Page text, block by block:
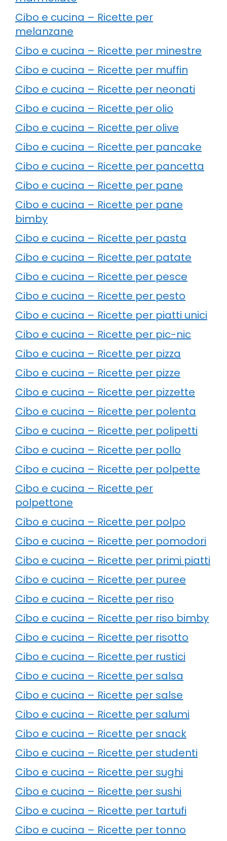
Cibo e cucina – Ricette per
melanzane
Cibo e cucina – Ricette per minestre
Cibo e cucina – Ricette per muffin
Cibo e cucina – Ricette per neonati
Cibo e cucina – Ricette per olio
Cibo e cucina – Ricette per olive
Cibo e cucina – Ricette per pancake
Cibo e cucina – Ricette per pancetta
Cibo e cucina – Ricette per pane
Cibo e cucina – Ricette per pane
bimby
Cibo e cucina – Ricette per pasta
Cibo e cucina – Ricette per patate
Cibo e cucina – Ricette per pesce
Cibo e cucina – Ricette per pesto
Cibo e cucina – Ricette per piatti unici
Cibo e cucina – Ricette per pic-nic
Cibo e cucina – Ricette per pizza
Cibo e cucina – Ricette per pizze
Cibo e cucina – Ricette per pizzette
Cibo e cucina – Ricette per polenta
Cibo e cucina – Ricette per polipetti
Cibo e cucina – Ricette per pollo
Cibo e cucina – Ricette per polpette
Cibo e cucina – Ricette per
polpettone
Cibo e cucina – Ricette per polpo
Cibo e cucina – Ricette per pomodori
Cibo e cucina – Ricette per primi piatti
Cibo e cucina – Ricette per puree
Cibo e cucina – Ricette per riso
Cibo e cucina – Ricette per riso bimby
Cibo e cucina – Ricette per risotto
Cibo e cucina – Ricette per rustici
Cibo e cucina – Ricette per salsa
Cibo e cucina – Ricette per salse
Cibo e cucina – Ricette per salumi
Cibo e cucina – Ricette per snack
Cibo e cucina – Ricette per studenti
Cibo e cucina – Ricette per sughi
Cibo e cucina – Ricette per sushi
Cibo e cucina – Ricette per tartufi
Cibo e cucina – Ricette per tonno